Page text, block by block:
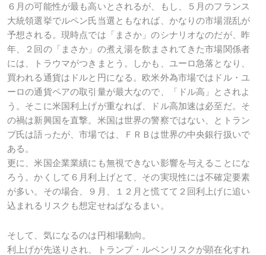
６月の可能性が最も高いとされるが、もし、５月のフランス
大統領選挙でルペン氏当選ともなれば、かなりの市場混乱が
予想される。現時点では「まさか」のシナリオなのだが、昨
年、２回の「まさか」の煮え湯を飲まされてきた市場関係者
には、トラウマがつきまとう。しかも、ユーロ急落となり、
買われる通貨はドルと円になる。欧米外為市場ではドル・ユ
ーロの通貨ペアの取引量が最大なので、「ドル高」とされよ
う。そこに米国利上げが重なれば、ドル高加速は必至だ。そ
の禍は新興国を直撃。米国は世界の警察ではない、とトラン
プ氏は語ったが、市場では、ＦＲＢは世界の中央銀行扱いで
ある。
更に、米国企業業績にも無視できない影響を与えることにな
ろう。かくして６月利上げとて、その実現性には不確定要素
が多い。その場合、９月、１２月と慌てて２回利上げに追い
込まれるリスクも想定せねばなるまい。
そして、気になるのは円相場動向。
利上げが先送りされ、トランプ・ルペンリスクが顕在化すれ